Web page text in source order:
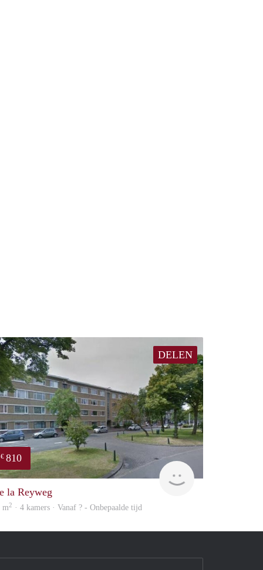
DELEN
€ 810
la Reyweg
m2 · 4 kamers · Vanaf ? - Onbepaalde tijd